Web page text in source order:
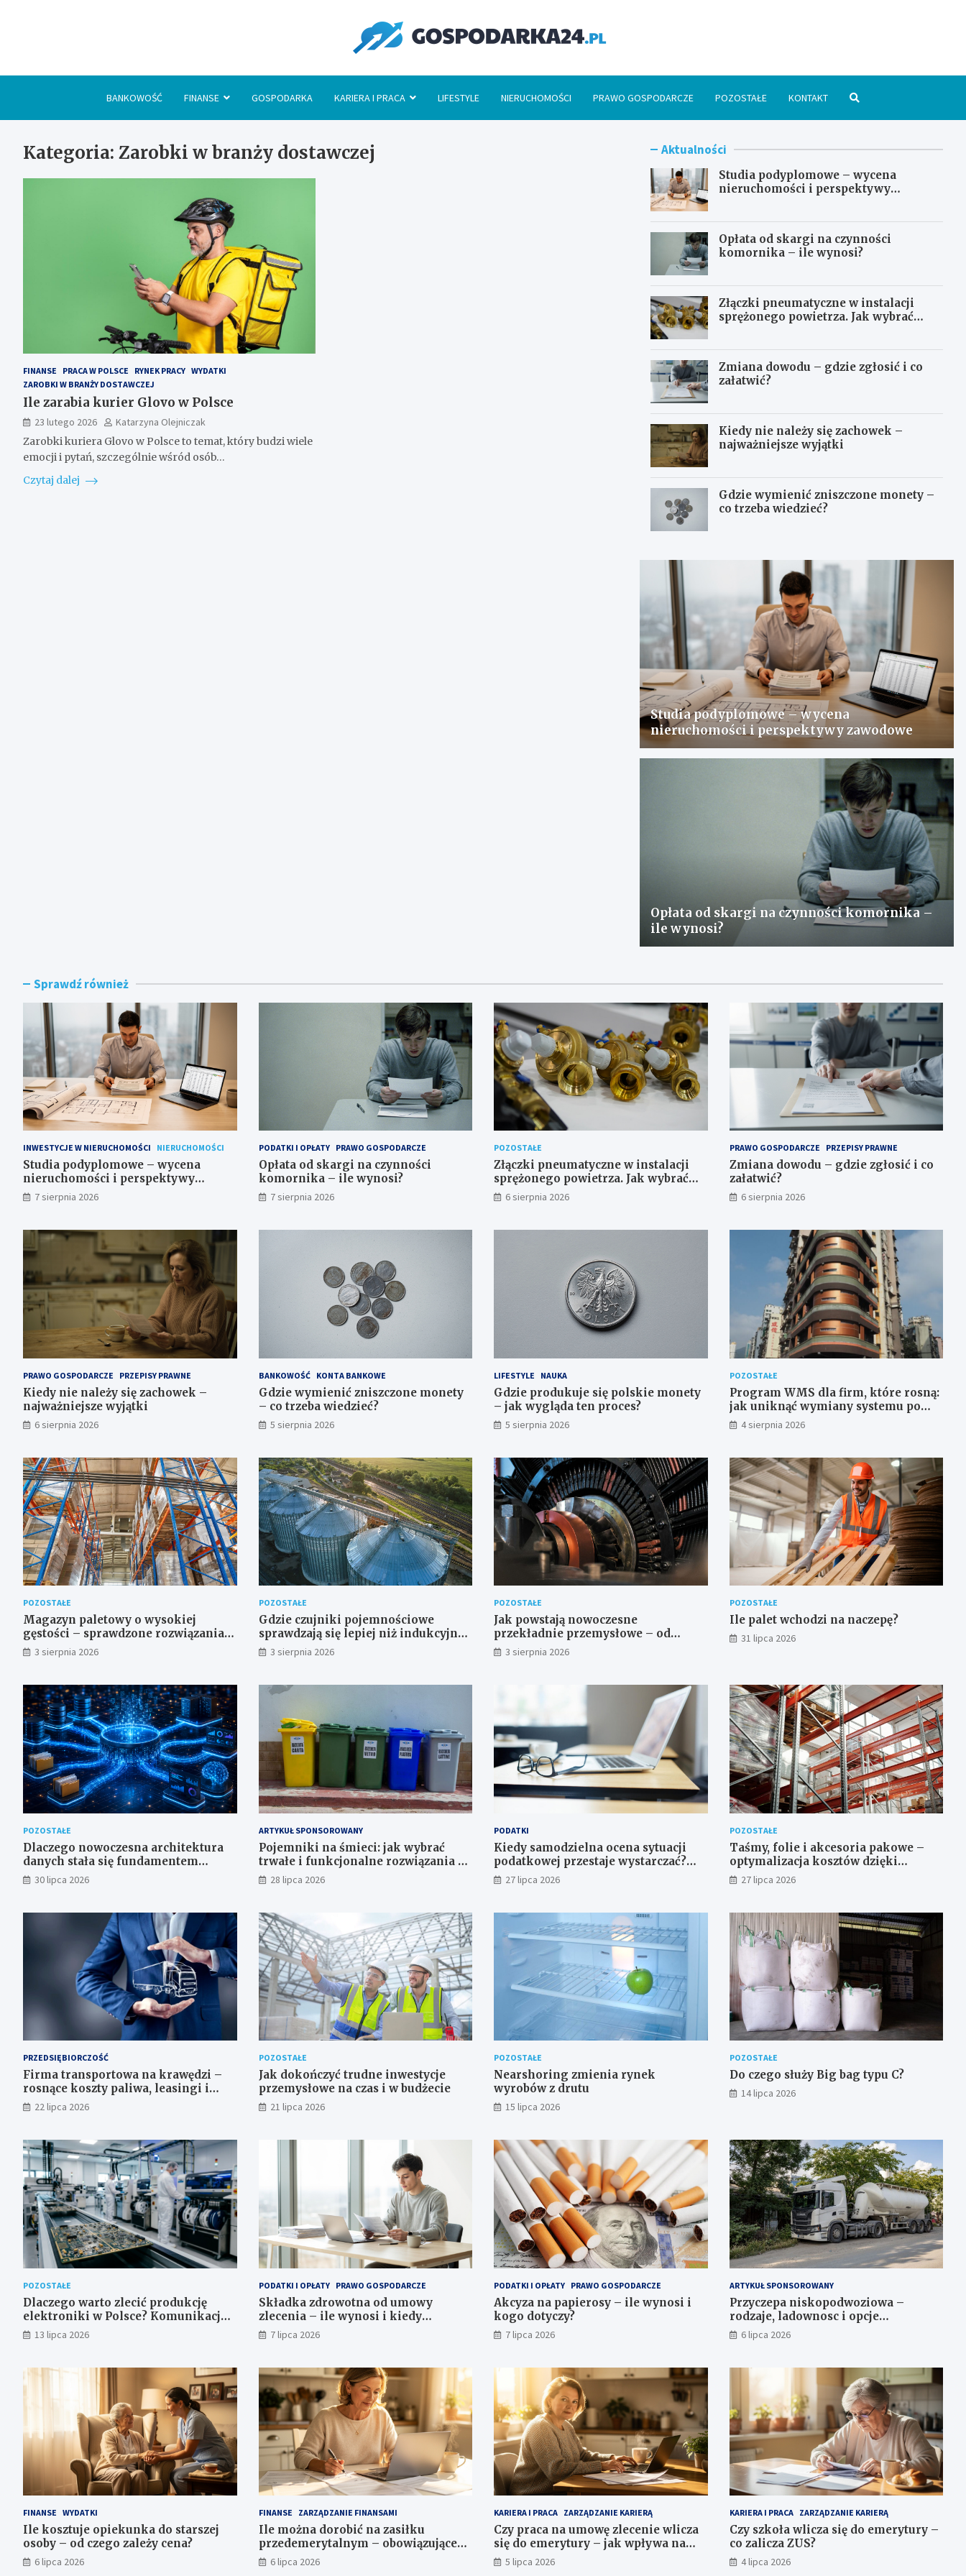
BANKOWOŚĆ FINANSE GOSPODARKA KARIERA I PRACA LIFESTYLE NIERUCHOMOŚCI PRAWO GOSPODARCZE POZOSTAŁE KONTAKT
Kategoria: Zarobki w branży dostawczej
FINANSE PRACA W POLSCE RYNEK PRACY WYDATKI
ZAROBKI W BRANŻY DOSTAWCZEJ
Ile zarabia kurier Glovo w Polsce
23 lutego 2026
Katarzyna Olejniczak
Zarobki kuriera Glovo w Polsce to temat, który budzi wiele
emocji i pytań, szczególnie wśród osób…
Czytaj dalej
Aktualności
Studia podyplomowe – wycena
nieruchomości i perspektywy
Opłata od skargi na czynności
komornika – ile wynosi?
Złączki pneumatyczne w instalacji
sprężonego powietrza. Jak wybrać
Zmiana dowodu – gdzie zgłosić i co
załatwić?
Kiedy nie należy się zachowek –
najważniejsze wyjątki
Gdzie wymienić zniszczone monety –
co trzeba wiedzieć?
Studia podyplomowe – wycena
nieruchomości i perspektywy zawodowe
Opłata od skargi na czynności komornika –
ile wynosi?
Sprawdź również
INWESTYCJE W NIERUCHOMOŚCI NIERUCHOMOŚCI
Studia podyplomowe – wycena
nieruchomości i perspektywy
zawodowe
7 sierpnia 2026
PODATKI I OPŁATY PRAWO GOSPODARCZE
Opłata od skargi na czynności
komornika – ile wynosi?
7 sierpnia 2026
POZOSTAŁE
Złączki pneumatyczne w instalacji
sprężonego powietrza. Jak wybrać
odpowiedni typ?
6 sierpnia 2026
PRAWO GOSPODARCZE PRZEPISY PRAWNE
Zmiana dowodu – gdzie zgłosić i co
załatwić?
6 sierpnia 2026
PRAWO GOSPODARCZE PRZEPISY PRAWNE
Kiedy nie należy się zachowek –
najważniejsze wyjątki
6 sierpnia 2026
BANKOWOŚĆ KONTA BANKOWE
Gdzie wymienić zniszczone monety
– co trzeba wiedzieć?
5 sierpnia 2026
LIFESTYLE NAUKA
Gdzie produkuje się polskie monety
– jak wygląda ten proces?
5 sierpnia 2026
POZOSTAŁE
Program WMS dla firm, które rosną:
jak uniknąć wymiany systemu po
roku
4 sierpnia 2026
POZOSTAŁE
Magazyn paletowy o wysokiej
gęstości – sprawdzone rozwiązania
regałowe i transportowe dla
wymagających przestrzeni
3 sierpnia 2026
POZOSTAŁE
Gdzie czujniki pojemnościowe
sprawdzają się lepiej niż indukcyjne
– przegląd zastosowań
3 sierpnia 2026
POZOSTAŁE
Jak powstają nowoczesne
przekładnie przemysłowe – od
projektu CAD do gotowego produktu
3 sierpnia 2026
POZOSTAŁE
Ile palet wchodzi na naczepę?
31 lipca 2026
POZOSTAŁE
Dlaczego nowoczesna architektura
danych stała się fundamentem
analityki i sztucznej inteligencji w
przedsiębiorstwach?
30 lipca 2026
ARTYKUŁ SPONSOROWANY
Pojemniki na śmieci: jak wybrać
trwałe i funkcjonalne rozwiązania do
domu, firmy i instytucji
28 lipca 2026
PODATKI
Kiedy samodzielna ocena sytuacji
podatkowej przestaje wystarczać?
Decyzje wymagające wiedzy, której
nie zastąpi internet
27 lipca 2026
POZOSTAŁE
Taśmy, folie i akcesoria pakowe –
optymalizacja kosztów dzięki
konsolidacji dostaw
27 lipca 2026
PRZEDSIĘBIORCZOŚĆ
Firma transportowa na krawędzi –
rosnące koszty paliwa, leasingi i
widmo niewypłacalności
22 lipca 2026
POZOSTAŁE
Jak dokończyć trudne inwestycje
przemysłowe na czas i w budżecie
21 lipca 2026
POZOSTAŁE
Nearshoring zmienia rynek
wyrobów z drutu
15 lipca 2026
POZOSTAŁE
Do czego służy Big bag typu C?
14 lipca 2026
POZOSTAŁE
Dlaczego warto zlecić produkcję
elektroniki w Polsce? Komunikacja,
jakość i bezpieczeństwo dostaw
13 lipca 2026
PODATKI I OPŁATY PRAWO GOSPODARCZE
Składka zdrowotna od umowy
zlecenia – ile wynosi i kiedy
obowiązuje?
7 lipca 2026
PODATKI I OPŁATY PRAWO GOSPODARCZE
Akcyza na papierosy – ile wynosi i
kogo dotyczy?
7 lipca 2026
ARTYKUŁ SPONSOROWANY
Przyczepa niskopodwoziowa –
rodzaje, ladownosc i opcje
wyposazenia dla bezpiecznego
transportu
6 lipca 2026
FINANSE WYDATKI
Ile kosztuje opiekunka do starszej
osoby – od czego zależy cena?
6 lipca 2026
FINANSE ZARZĄDZANIE FINANSAMI
Ile można dorobić na zasiłku
przedemerytalnym – obowiązujące
progi
6 lipca 2026
KARIERA I PRACA ZARZĄDZANIE KARIERĄ
Czy praca na umowę zlecenie wlicza
się do emerytury – jak wpływa na
staż?
5 lipca 2026
KARIERA I PRACA ZARZĄDZANIE KARIERĄ
Czy szkoła wlicza się do emerytury –
co zalicza ZUS?
4 lipca 2026